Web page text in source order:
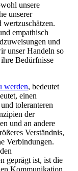
unsere
unserer
empathisch
und
unser Handeln so
Bedürfnisse
werden, bedeutet
einen
toleranteren
der
und an andere
Verständnis,
Verbindungen.
geprägt ist, ist die